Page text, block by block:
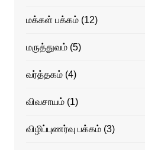
மக்கள் பக்கம்(12)
மருத்துவம்(5)
வர்த்தகம்(4)
விவசாயம்(1)
விழிப்புணர்வு பக்கம்(3)